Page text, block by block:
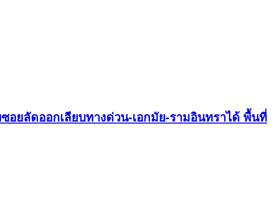
อยลัดออกเลียบทางด่วน-เอกมัย-รามอินทราได้ พื้นที่